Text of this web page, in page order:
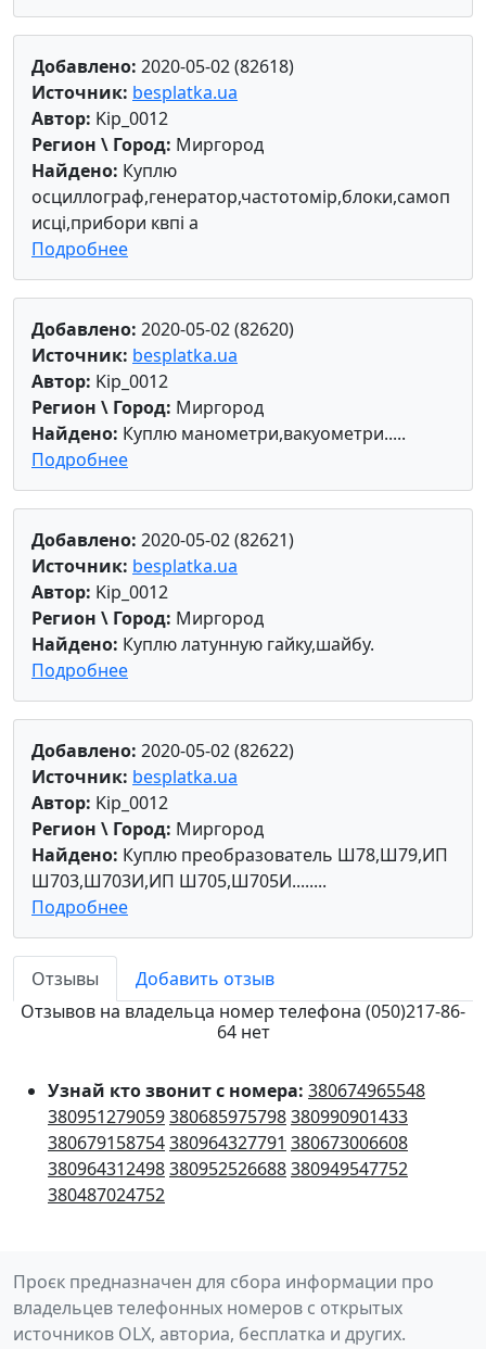
Добавлено: 2020-05-02 (82618)
Источник: besplatka.ua
Автор: Kip_0012
Регион \ Город: Миргород
Найдено: Куплю
осциллограф,генератор,частотомір,блоки,самоп
исці,прибори квпі а
Подробнее
Добавлено: 2020-05-02 (82620)
Источник: besplatka.ua
Автор: Kip_0012
Регион \ Город: Миргород
Найдено: Куплю манометри,вакуометри.....
Подробнее
Добавлено: 2020-05-02 (82621)
Источник: besplatka.ua
Автор: Kip_0012
Регион \ Город: Миргород
Найдено: Куплю латунную гайку,шайбу.
Подробнее
Добавлено: 2020-05-02 (82622)
Источник: besplatka.ua
Автор: Kip_0012
Регион \ Город: Миргород
Найдено: Куплю преобразователь Ш78,Ш79,ИП
Ш703,Ш703И,ИП Ш705,Ш705И........
Подробнее
Отзывы
Добавить отзыв
Отзывов на владельца номер телефона (050)217-86-
64 нет
Узнай кто звонит с номера: 380674965548
380951279059380685975798380990901433
380679158754380964327791 380673006608
380964312498380952526688380949547752
380487024752
Проєк предназначен для сбора информации про
владельцев телефонных номеров с открытых
источников OLX, авториа, бесплатка и других.